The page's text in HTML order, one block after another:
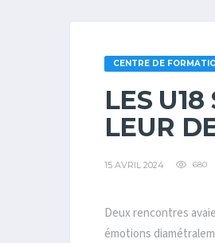
CENTRE DE
LES
LEUR
15 AVRIL 2024 680
Deux rencontres
émotions